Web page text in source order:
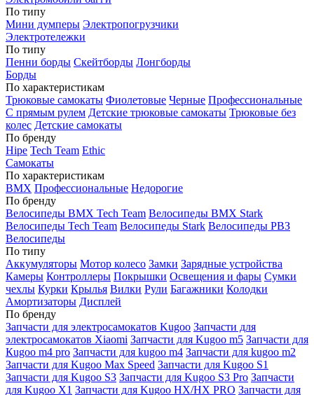
По типу
Мини думперы Электропогрузчики
Электротележки
По типу
Пенни борды Скейтборды Лонгборды
Борды
По характеристикам
Трюковые самокаты Фиолетовые Черные Профессиональные
С прямым рулем Детские трюковые самокаты Трюковые без
колес Детские самокаты
По бренду
Hipe Tech Team Ethic
Самокаты
По характеристикам
BMX Профессиональные Недорогие
По бренду
Велосипеды BMX Tech Team Велосипеды BMX Stark
Велосипеды Tech Team Велосипеды Stark Велосипеды РВЗ
Велосипеды
По типу
Аккумуляторы Мотор колесо Замки Зарядные устройства
Камеры Контроллеры Покрышки Освещения и фары Сумки
чехлы Курки Крылья Вилки Рули Багажники Колодки
Амортизаторы Дисплей
По бренду
Запчасти для электросамокатов Kugoo Запчасти для
электросамокатов Xiaomi Запчасти для Kugoo m5 Запчасти для
Кugoo m4 pro Запчасти для kugoo m4 Запчасти для kugoo m2
Запчасти для Kugoo Max Speed Запчасти для Kugoo S1
Запчасти для Kugoo S3 Запчасти для Kugoo S3 Pro Запчасти
для Kugoo X1 Запчасти для Kugoo HX/HX PRO Запчасти для